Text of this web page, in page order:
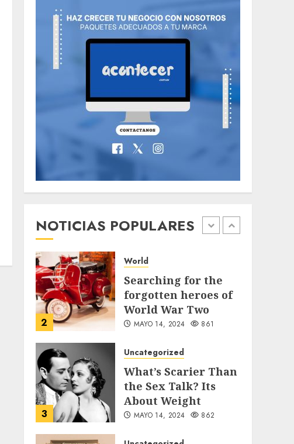
NOTICIAS POPULARES
the Classic Cars in a
Retro Movie?
World
The full story of
Thailand’s
extraordinary cave
rescue
MAYO 14, 2024
1
accidentes durante
los primeros seis
Vacación 2026
AGOSTO 7, 2026 45
2
World
Searching for the
forgotten heroes of
World War Two
MAYO 14, 2024 861
3
Uncategorized
What’s Scarier Than
the Sex Talk? Its
About Weight
MAYO 14, 2024 862